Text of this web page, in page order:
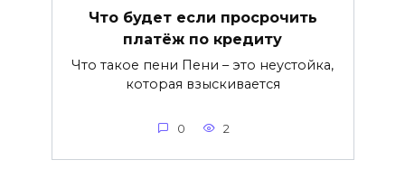
Что будет если просрочить
платёж по кредиту
Что такое пени Пени – это неустойка,
которая взыскивается
0 2